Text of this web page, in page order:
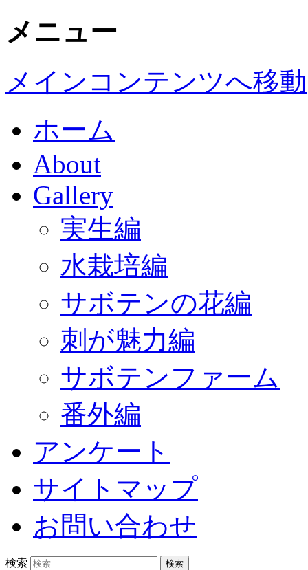
メニュー
メインコンテンツへ移動
ホーム
About
Gallery
実生編
水栽培編
サボテンの花編
刺が魅力編
サボテンファーム
番外編
アンケート
サイトマップ
お問い合わせ
検索